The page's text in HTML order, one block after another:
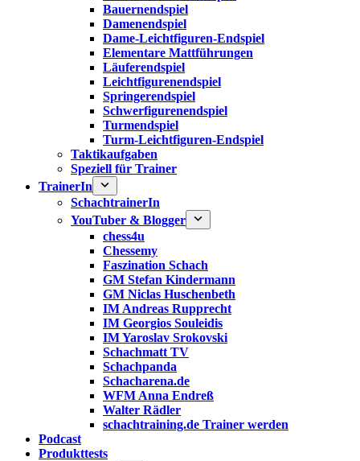
Bauernendspiel
Damenendspiel
Dame-Leichtfiguren-Endspiel
Elementare Mattführungen
Läuferendspiel
Leichtfigurenendspiel
Springerendspiel
Schwerfigurenendspiel
Turmendspiel
Turm-Leichtfiguren-Endspiel
Taktikaufgaben
Speziell für Trainer
TrainerIn
SchachtrainerIn
YouTuber & Blogger
chess4u
Chessemy
Faszination Schach
GM Stefan Kindermann
GM Niclas Huschenbeth
IM Andreas Rupprecht
IM Georgios Souleidis
IM Yaroslav Srokovski
Schachmatt TV
Schachpanda
Schacharena.de
WFM Anna Endreß
Walter Rädler
schachtraining.de Trainer werden
Podcast
Produkttests